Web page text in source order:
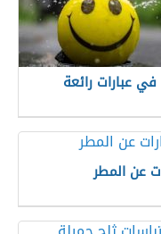
في عبارات رائعة
عن المطر